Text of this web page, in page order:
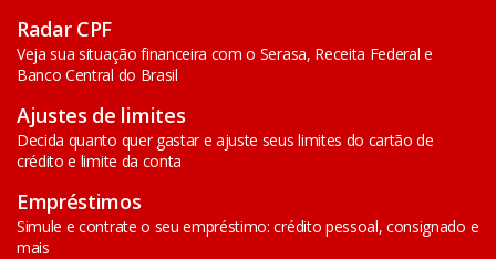
Radar CPF
Veja sua situação financeira com o Serasa, Receita Federal e
Banco Central do Brasil
Ajustes de limites
Decida quanto quer gastar e ajuste seus limites do cartão de
crédito e limite da conta
Empréstimos
Simule e contrate o seu empréstimo: crédito pessoal, consignado e
mais